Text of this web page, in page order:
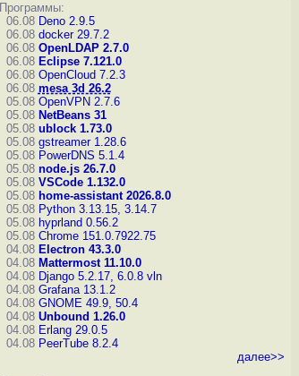
Программы:
06.08 Deno 2.9.5
06.08 docker 29.7.2
06.08 OpenLDAP 2.7.0
06.08 Eclipse 7.121.0
06.08 OpenCloud 7.2.3
06.08 mesa 3d 26.2
05.08 OpenVPN 2.7.6
05.08 NetBeans 31
05.08 ublock 1.73.0
05.08 gstreamer 1.28.6
05.08 PowerDNS 5.1.4
05.08 node.js 26.7.0
05.08 VSCode 1.132.0
05.08 home-assistant 2026.8.0
05.08 Python 3.13.15, 3.14.7
05.08 hyprland 0.56.2
05.08 Chrome 151.0.7922.75
04.08 Electron 43.3.0
04.08 Mattermost 11.10.0
04.08 Django 5.2.17, 6.0.8 vln
04.08 Grafana 13.1.2
04.08 GNOME 49.9, 50.4
04.08 Unbound 1.26.0
04.08 Erlang 29.0.5
04.08 PeerTube 8.2.4
далее>>